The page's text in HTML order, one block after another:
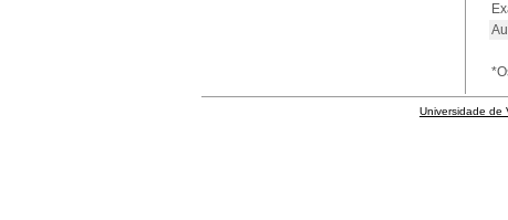
Universidade de